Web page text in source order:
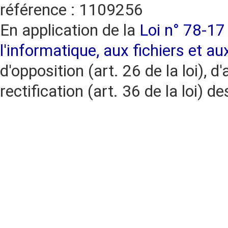
référence : 1109256
En application de la Loi n° 78-
l'informatique, aux fichiers et
d'opposition (art. 26 de la loi),
rectification (art. 36 de la loi)